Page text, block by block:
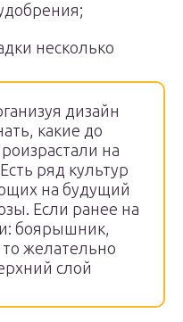
несколько
дизайн
какие до
на
ряд культур
на будущий
Если ранее на
боярышник,
желательно
слой